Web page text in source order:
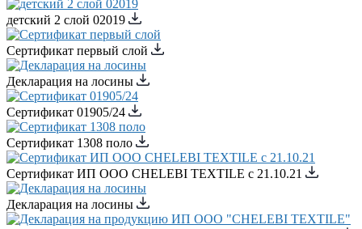
детский 2 слой 02019
Сертификат первый слой
Декларация на лосины
Сертификат 01905/24
Cертификат 1308 поло
Сертификат ИП ООО CHELEBI TEXTILE с 21.10.21
Декларация на лосины